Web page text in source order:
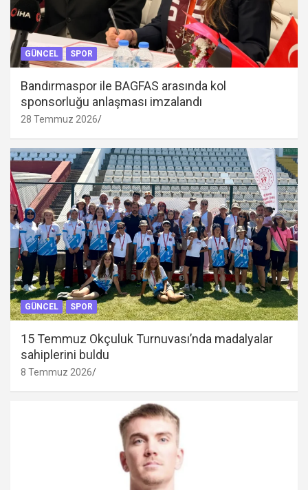
GÜNCEL SPOR
Bandırmaspor ile BAGFAS arasında kol
sponsorluğu anlaşması imzalandı
28 Temmuz 2026
GÜNCEL SPOR
15 Temmuz Okçuluk Turnuvası’nda madalyalar
sahiplerini buldu
8 Temmuz 2026